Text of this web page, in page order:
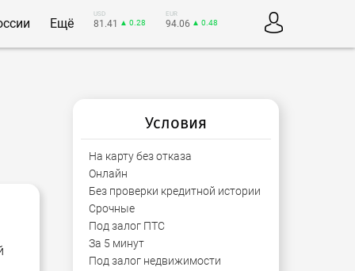
Ещё
USD
81.41 ▲ 0.28
EUR
94.06 ▲ 0.48
Условия
На карту без отказа
Онлайн
Без проверки кредитной истории
Срочные
Под залог ПТС
За 5 минут
Под залог недвижимости